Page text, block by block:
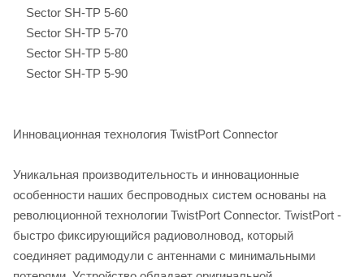
Sector SH-TP 5-60
Sector SH-TP 5-70
Sector SH-TP 5-80
Sector SH-TP 5-90
Инновационная технология TwistPort Connector
Уникальная производительность и инновационные
особенности наших беспроводных систем основаны на
революционной технологии TwistPort Connector. TwistPort -
быстро фиксирующийся радиоволновод, который
соединяет радимодули с антеннами с минимальными